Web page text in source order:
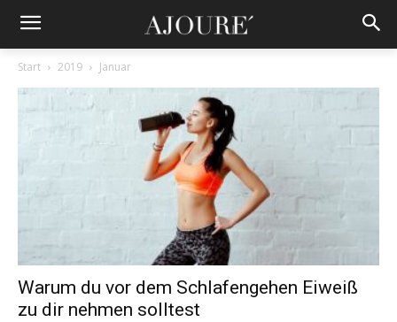
Start 2019 Januar
Warum du vor dem Schlafengehen Eiweiß
zu dir nehmen solltest